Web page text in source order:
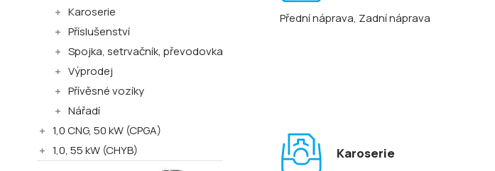
Přední náprava, Zadní náprava
Karoserie
Karoserie
Příslušenství
Spojka, setrvačník, převodovka
Výprodej
Přívěsné vozíky
Nářadí
1,0 CNG, 50 kW (CPGA)
1,0, 55 kW (CHYB)